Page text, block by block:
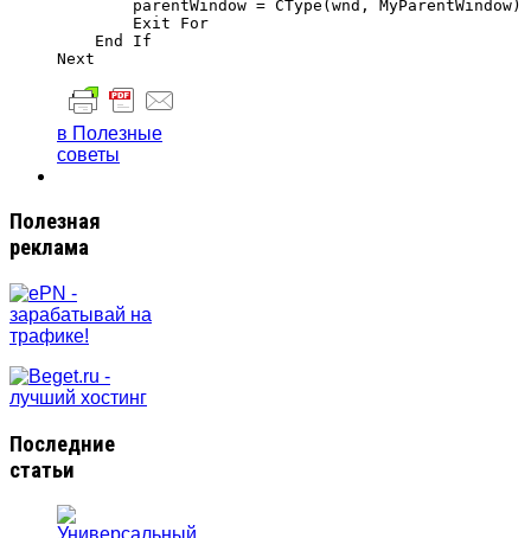
        parentWindow = CType(wnd, MyParentWindow)
        Exit For
    End If
в Полезные
советы
Полезная
реклама
Последние
статьи